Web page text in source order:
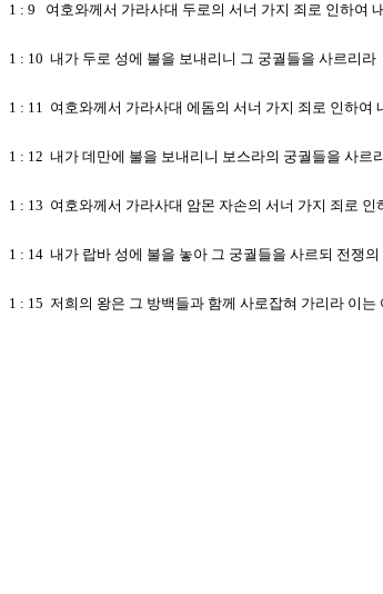
1 : 9 여호와께서 가라사대 두로의 서너 가지 죄로 인하여
1 : 10 내가 두로 성에 불을 보내리니 그 궁궐들을 사르리라
1 : 11 여호와께서 가라사대 에돔의 서너 가지 죄로 인하
1 : 12 내가 데만에 불을 보내리니 보스라의 궁궐들을 사르
1 : 13 여호와께서 가라사대 암몬 자손의 서너 가지 죄로
1 : 14 내가 랍바 성에 불을 놓아 그 궁궐들을 사르되 전쟁
1 : 15 저희의 왕은 그 방백들과 함께 사로잡혀 가리라 이는